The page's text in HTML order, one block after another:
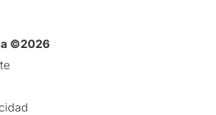
©2026